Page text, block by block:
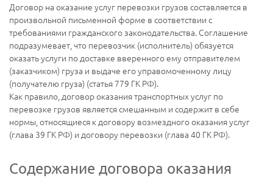
Договор на оказание услуг перевозки грузов составляется в
произвольной письменной форме в соответствии с
требованиями гражданского законодательства. Соглашение
подразумевает, что перевозчик (исполнитель) обязуется
оказать услуги по доставке вверенного ему отправителем
(заказчиком) груза и выдаче его управомоченному лицу
(получателю груза) (статья 779 ГК РФ).
Как правило, договор оказания транспортных услуг по
перевозке грузов является смешанным и содержит в себе
нормы, относящиеся к договору возмездного оказания услуг
(глава 39 ГК РФ) и договору перевозки (глава 40 ГК РФ).
Содержание договора оказания